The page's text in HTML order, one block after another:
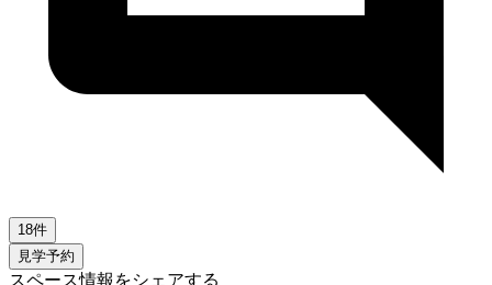
18件
見学予約
スペース情報をシェアする